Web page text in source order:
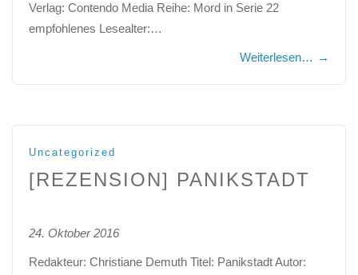
Verlag: Contendo Media Reihe: Mord in Serie 22
empfohlenes Lesealter:…
Weiterlesen… →
Uncategorized
[REZENSION] PANIKSTADT
24. Oktober 2016
Redakteur: Christiane Demuth Titel: Panikstadt Autor: